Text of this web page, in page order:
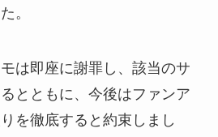
。
は即座に謝罪し、該当のサ
とともに、今後はファンア
を徹底すると約束しまし